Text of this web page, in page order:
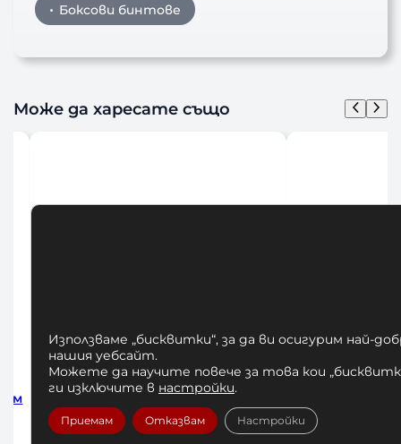
Боксови бинтове
Може да харесате също
см Бинтове за Бокс Hayabusa Blue
23,00 €/ 44,98 лв.
Използваме „бисквитки“, за да ви осигурим най-
нашия уебсайт.
Можете да научите повече за това кои
ги изключите в настройки.
Приемам Отказвам Настройки